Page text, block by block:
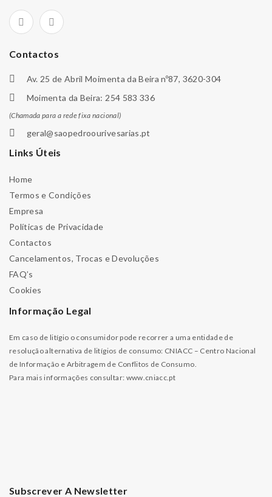
Contactos
Av. 25 de Abril Moimenta da Beira nº87, 3620-304
Moimenta da Beira: 254 583 336
(Chamada para a rede fixa nacional)
geral@saopedroourivesarias.pt
Links Úteis
Home
Termos e Condições
Empresa
Políticas de Privacidade
Contactos
Cancelamentos, Trocas e Devoluções
FAQ’s
Cookies
Informação Legal
Em caso de litígio o consumidor pode recorrer a uma entidade de
resolução alternativa de litígios de consumo: CNIACC – Centro Nacional
de Informação e Arbitragem de Conflitos de Consumo.
Para mais informações consultar: www.cniacc.pt
Subscrever A Newsletter